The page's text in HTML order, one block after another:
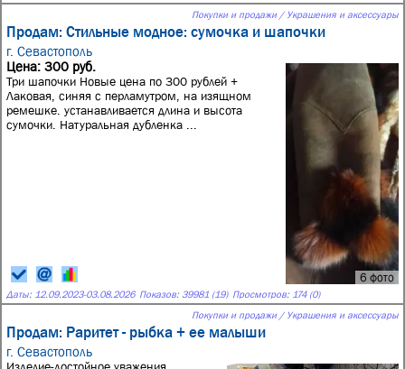
Покупки и продажи / Украшения и аксессуары
Продам: Стильные модное: сумочка и шапочки
г. Севастополь
6 фото
Цена: 300 руб.
Три шапочки Новые цена по 300 рублей +
Лаковая, синяя с перламутром, на изящном
ремешке. устанавливается длина и высота
сумочки. Натуральная дубленка ...
Даты: 12.09.2023-03.08.2026 Показов: 39981 (19) Просмотров: 174 (0)
Покупки и продажи / Украшения и аксессуары
Продам: Раритет - рыбка + ее малыши
г. Севастополь